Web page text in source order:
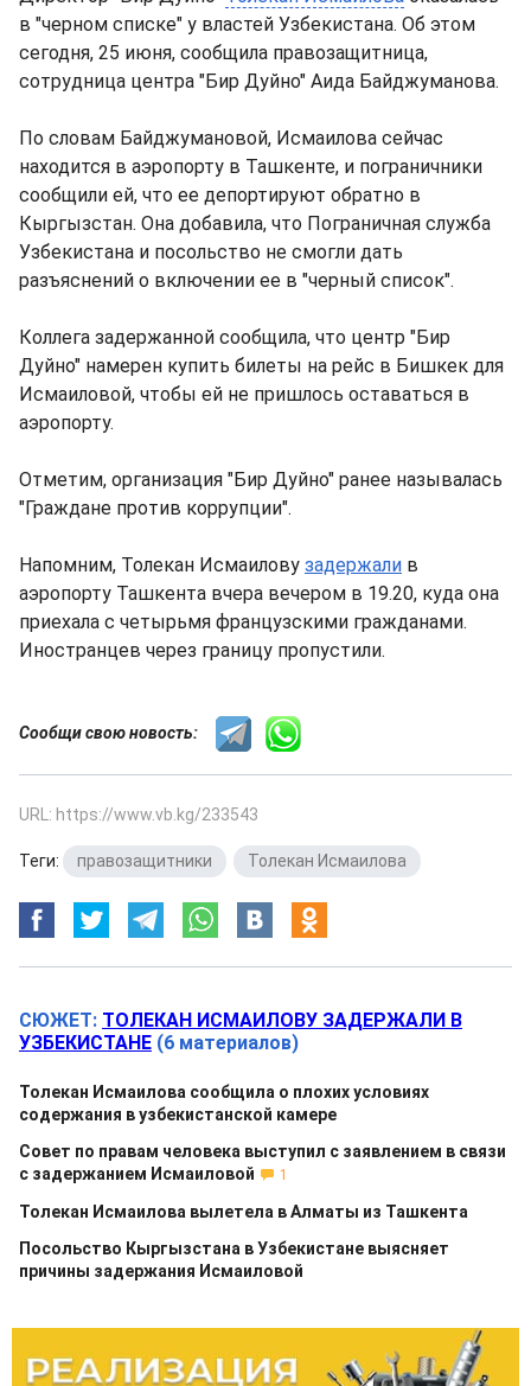
в "черном списке" у властей Узбекистана. Об этом
сегодня, 25 июня, сообщила правозащитница,
сотрудница центра "Бир Дуйно" Аида Байджуманова.
По словам Байджумановой, Исмаилова сейчас
находится в аэропорту в Ташкенте, и пограничники
сообщили ей, что ее депортируют обратно в
Кыргызстан. Она добавила, что Пограничная служба
Узбекистана и посольство не смогли дать
разъяснений о включении ее в "черный список".
Коллега задержанной сообщила, что центр "Бир
Дуйно" намерен купить билеты на рейс в Бишкек для
Исмаиловой, чтобы ей не пришлось оставаться в
аэропорту.
Отметим, организация "Бир Дуйно" ранее называлась
"Граждане против коррупции".
Напомним, Толекан Исмаилову задержали в
аэропорту Ташкента вчера вечером в 19.20, куда она
приехала с четырьмя французскими гражданами.
Иностранцев через границу пропустили.
Сообщи свою новость:
URL: https://www.vb.kg/233543
Теги: правозащитники Толекан Исмаилова
СЮЖЕТ: ТОЛЕКАН ИСМАИЛОВУ ЗАДЕРЖАЛИ В
УЗБЕКИСТАНЕ (6 материалов)
Толекан Исмаилова сообщила о плохих условиях
содержания в узбекистанской камере
Совет по правам человека выступил с заявлением в связи
с задержанием Исмаиловой
1
Толекан Исмаилова вылетела в Алматы из Ташкента
Посольство Кыргызстана в Узбекистане выясняет
причины задержания Исмаиловой